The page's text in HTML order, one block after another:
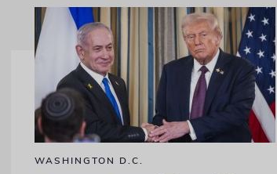
WASHINGTON D.C.